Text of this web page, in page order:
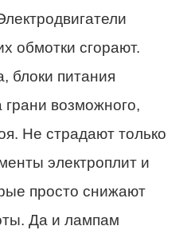
обмотки сгорают.
блоки питания
возможного,
Не страдают только
электроплит и
просто снижают
Да и лампам